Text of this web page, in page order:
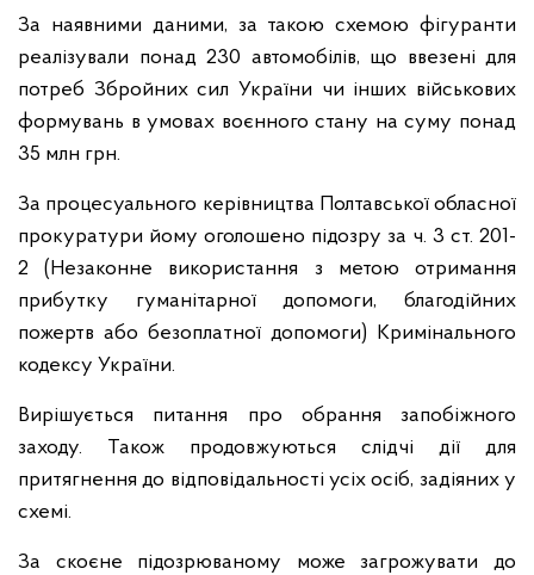
За наявними даними, за такою схемою фігуранти
реалізували понад 230 автомобілів, що ввезені для
потреб Збройних сил України чи інших військових
формувань в умовах воєнного стану на суму понад
35 млн грн.
За процесуального керівництва Полтавської обласної
прокуратури йому оголошено підозру за ч. 3 ст. 201-
2 (Незаконне використання з метою отримання
прибутку гуманітарної допомоги, благодійних
пожертв або безоплатної допомоги) Кримінального
кодексу України.
Вирішується питання про обрання запобіжного
заходу. Також продовжуються слідчі дії для
притягнення до відповідальності усіх осіб, задіяних у
схемі.
За скоєне підозрюваному може загрожувати до